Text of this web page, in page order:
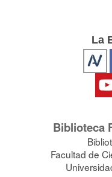
La
Biblioteca
Facultad de